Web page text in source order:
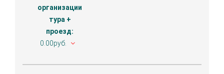
организации
тура +
проезд:
0.00руб.